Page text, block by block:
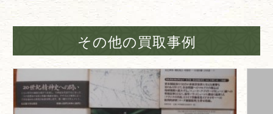
その他の買取事例